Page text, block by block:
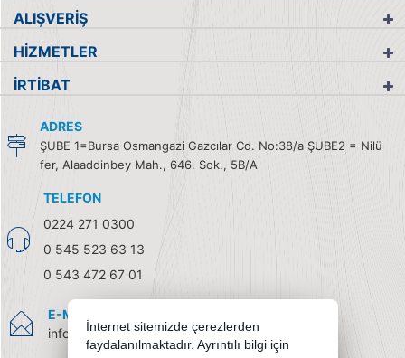
ALIŞVERİŞ
HİZMETLER
İRTİBAT
ADRES
ŞUBE 1=Bursa Osmangazi Gazcılar Cd. No:38/a ŞUBE2 = Nilü
fer, Alaaddinbey Mah., 646. Sok., 5B/A
TELEFON
0224 271 0300
0 545 523 63 13
0 543 472 67 01
E-MAIL
info@burendel.com
İnternet sitemizde çerezlerden
faydalanılmaktadır. Ayrıntılı bilgi için